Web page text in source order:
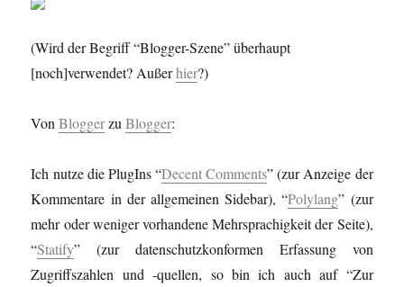
(Wird der Begriff “Blogger-Szene” überhaupt
[noch]verwendet? Außerhier?)
VonBloggerzuBlogger:
Ich nutze die PlugIns “Decent Comments” (zur Anzeige der
Kommentare in der allgemeinen Sidebar), “Polylang” (zur
mehr oder weniger vorhandene Mehrsprachigkeit der Seite),
“Statify” (zur datenschutzkonformen Erfassung von
Zugriffszahlen und -quellen, so bin ich auch auf “Zur